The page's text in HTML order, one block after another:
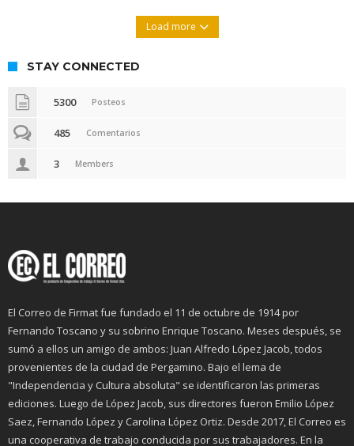
Load more
STAY CONNECTED
5300 Posteos
485 Comentarios
3 Members
El Correo de Firmat fue fundado el 11 de octubre de 1914 por
Fernando Toscano y su sobrino Enrique Toscano. Meses después, se
sumó a ellos un amigo de ambos: Juan Alfredo López Jacob, todos
provenientes de la ciudad de Pergamino. Bajo el lema de
"Independencia y Cultura absoluta" se identificaron las primeras
ediciones. Luego de López Jacob, sus directores fueron Emilio López
Saez, Fernando López y Carolina López Ortiz. Desde 2017, El Correo es
una cooperativa de trabajo conducida por sus trabajadores. En la